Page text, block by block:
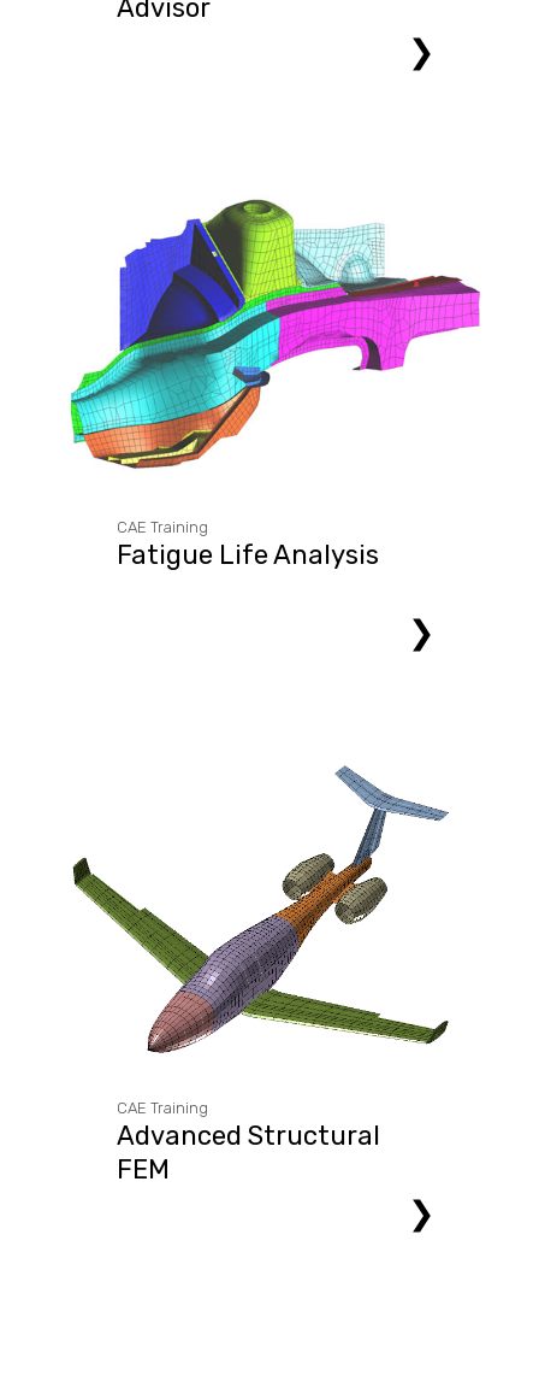
Advisor
❯
CAE Training
Fatigue Life Analysis
❯
CAE Training
Advanced Structural
FEM
❯